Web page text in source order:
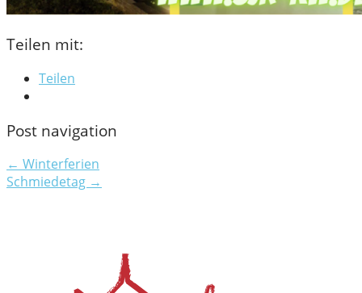
Teilen mit:
Teilen
Post navigation
← Winterferien
Schmiedetag →